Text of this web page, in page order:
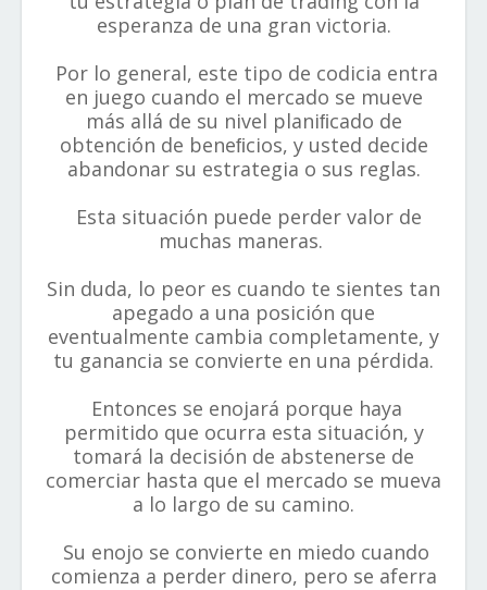
esperanza de una gran victoria.
Por lo general, este tipo de codicia entra
en juego cuando el mercado se mueve
más allá de su nivel planiﬁcado de
obtención de beneﬁcios, y usted decide
abandonar su estrategia o sus reglas.
Esta situación puede perder valor de
muchas maneras.
Sin duda, lo peor es cuando te sientes tan
apegado a una posición que
eventualmente cambia completamente, y
tu ganancia se convierte en una pérdida.
Entonces se enojará porque haya
permitido que ocurra esta situación, y
tomará la decisión de abstenerse de
comerciar hasta que el mercado se mueva
a lo largo de su camino.
Su enojo se convierte en miedo cuando
comienza a perder dinero, pero se aferra